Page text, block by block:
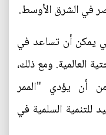
في الشرق الأوسط.
يمكن أن تساعد في
العالمية. ومع ذلك،
أن يؤدي "الممر
للتنمية السلمية في